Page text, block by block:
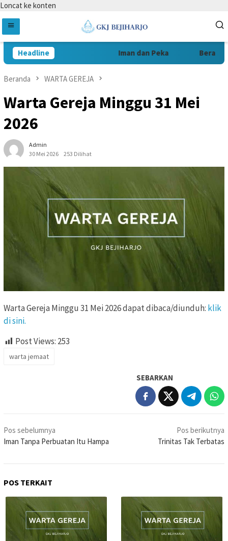
Loncat ke konten
Headline Iman dan Peka Berani
Beranda WARTA GEREJA
Warta Gereja Minggu 31 Mei
2026
Admin
30 Mei 2026
253 Dilihat
Warta Gereja Minggu 31 Mei 2026 dapat dibaca/diunduh: klik
di sini.
Post Views: 253
warta jemaat
SEBARKAN
Navigasi
pos
Pos sebelumnya
Iman Tanpa Perbuatan Itu Hampa
Pos berikutnya
Trinitas Tak Terbatas
POS TERKAIT